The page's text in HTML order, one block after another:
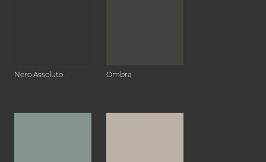
Nero Assoluto Ombra